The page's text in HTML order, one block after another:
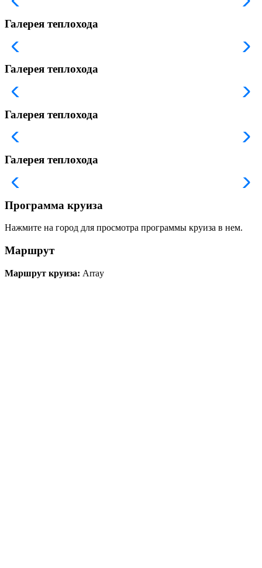
Галерея теплохода
Галерея теплохода
Галерея теплохода
Галерея теплохода
Программа круиза
Нажмите на город для просмотра программы круиза в нем.
Маршрут
Маршрут круиза: Array